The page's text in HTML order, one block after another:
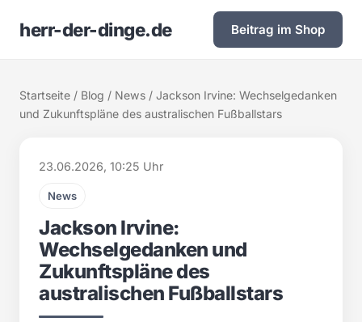
herr-der-dinge.de Beitrag im Shop
Startseite / Blog / News / Jackson Irvine: Wechselgedanken
und Zukunftspläne des australischen Fußballstars
23.06.2026, 10:25 Uhr
News
Jackson Irvine:
Wechselgedanken und
Zukunftspläne des
australischen Fußballstars